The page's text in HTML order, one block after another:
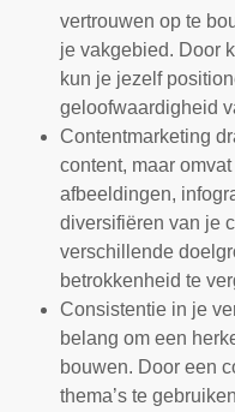
vertrouwen op te
je vakgebied. Door
kun je jezelf
geloofwaardigheid
Contentmarketing
content, maar
afbeeldingen,
diversifiëren van je
verschillende
betrokkenheid te
Consistentie in je
belang om een
bouwen. Door een
thema’s te